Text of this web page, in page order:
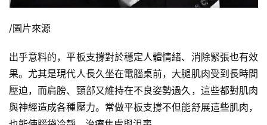
/圖片來源
出乎意料的，平板支撐對於穩定人體情緒、消除緊張也有效
果。尤其是現代人長久坐在電腦桌前，大腿肌肉受到長時間
壓迫，而肩膀、頸部又維持在不良姿勢過久，這些都對肌肉
與神經造成各種壓力。常做平板支撐不但能舒展這些肌肉，